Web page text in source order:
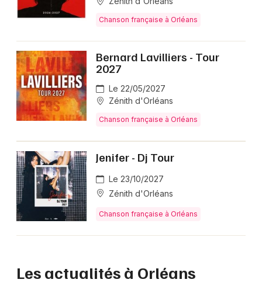
Chanson française à Orléans
Bernard Lavilliers - Tour
2027
Le 22/05/2027
Zénith d'Orléans
Chanson française à Orléans
Jenifer - Dj Tour
Le 23/10/2027
Zénith d'Orléans
Chanson française à Orléans
Les actualités à Orléans